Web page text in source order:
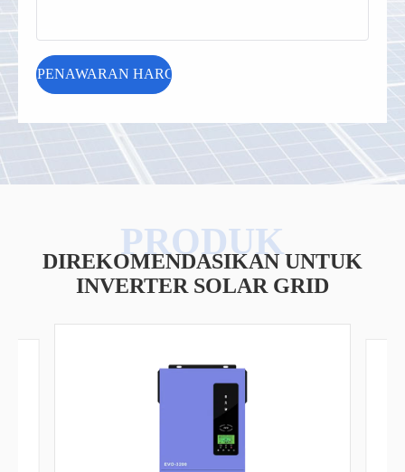
DIREKOMENDASIKAN UNTUK
INVERTER SOLAR GRID